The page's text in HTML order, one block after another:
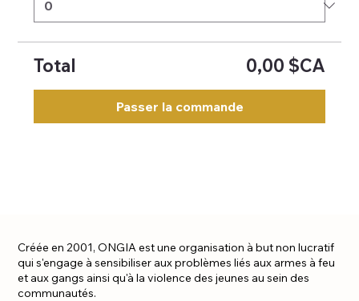
Total 0,00 $CA
Passer la commande
Créée en 2001, ONGIA est une organisation à but non lucratif
qui s'engage à sensibiliser aux problèmes liés aux armes à feu
et aux gangs ainsi qu'à la violence des jeunes au sein des
communautés.